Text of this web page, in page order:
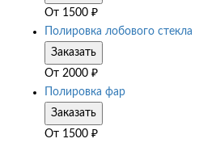
От 1500 ₽
Полировка лобового стекла
Заказать
От 2000 ₽
Полировка фар
Заказать
От 1500 ₽